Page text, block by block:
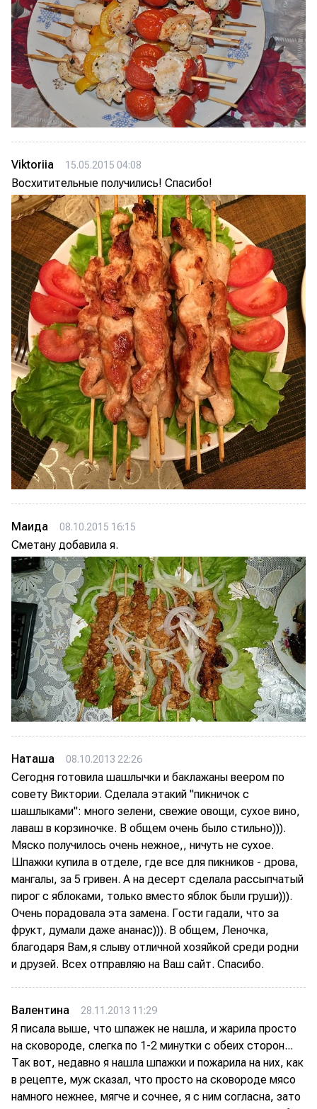
Viktoriia 15.05.2015 04:08
Восхитительные получились! Спасибо!
Маида 08.10.2015 16:15
Сметану добавила я.
Наташа 08.10.2013 22:26
Сегодня готовила шашлычки и баклажаны веером по
совету Виктории. Сделала этакий "пикничок с
шашлыками": много зелени, свежие овощи, сухое вино,
лаваш в корзиночке. В общем очень было стильно))).
Мяско получилось очень нежное,, ничуть не сухое.
Шпажки купила в отделе, где все для пикников - дрова,
мангалы, за 5 гривен. А на десерт сделала рассыпчатый
пирог с яблоками, только вместо яблок были груши))).
Очень порадовала эта замена. Гости гадали, что за
фрукт, думали даже ананас))). В общем, Леночка,
благодаря Вам,я слыву отличной хозяйкой среди родни
и друзей. Всех отправляю на Ваш сайт. Спасибо.
Валентина 28.11.2013 11:29
Я писала выше, что шпажек не нашла, и жарила просто
на сковороде, слегка по 1-2 минутки с обеих сторон...
Так вот, недавно я нашла шпажки и пожарила на них, как
в рецепте, муж сказал, что просто на сковороде мясо
намного нежнее, мягче и сочнее, я с ним согласна, зато